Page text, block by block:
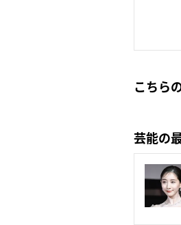
こちら
芸能の